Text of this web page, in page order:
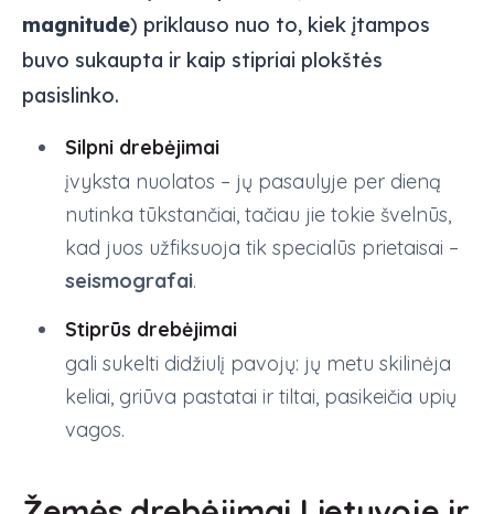
magnitude) priklauso nuo to, kiek įtampos
buvo sukaupta ir kaip stipriai plokštės
pasislinko.
Silpni drebėjimai
įvyksta nuolatos – jų pasaulyje per dieną
nutinka tūkstančiai, tačiau jie tokie švelnūs,
kad juos užfiksuoja tik specialūs prietaisai –
seismografai.
Stiprūs drebėjimai
gali sukelti didžiulį pavojų: jų metu skilinėja
keliai, griūva pastatai ir tiltai, pasikeičia upių
vagos.